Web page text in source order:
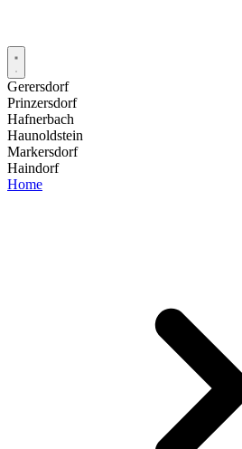
Gerersdorf
Prinzersdorf
Hafnerbach
Haunoldstein
Markersdorf
Haindorf
Home